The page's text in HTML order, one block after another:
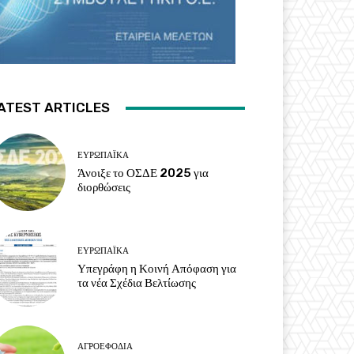
ARTICLES
ΕΥΡΩΠΑΪΚΆ
Άνοιξε το ΟΣΔΕ 2025 για
διορθώσεις
ΕΥΡΩΠΑΪΚΆ
Υπεγράφη η Κοινή Απόφαση για
τα νέα Σχέδια Βελτίωσης
ΑΓΡΟΕΦΌΔΙΑ